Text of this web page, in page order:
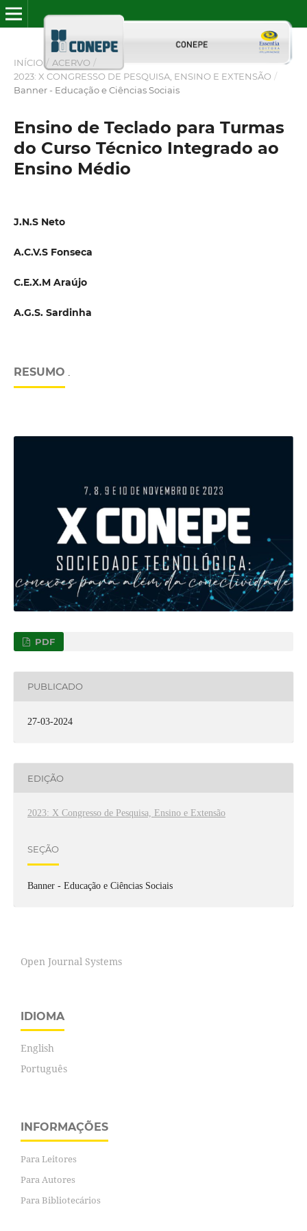
INÍCIO / ACERVO /
2023: X CONGRESSO DE PESQUISA, ENSINO E EXTENSÃO /
Banner - Educação e Ciências Sociais
Ensino de Teclado para Turmas
do Curso Técnico Integrado ao
Ensino Médio
J.N.S Neto
A.C.V.S Fonseca
C.E.X.M Araújo
A.G.S. Sardinha
RESUMO .
PDF
PUBLICADO
27-03-2024
EDIÇÃO
2023: X Congresso de Pesquisa, Ensino e Extensão
SEÇÃO
Banner - Educação e Ciências Sociais
Open Journal Systems
IDIOMA
English
Português
INFORMAÇÕES
Para Leitores
Para Autores
Para Bibliotecários